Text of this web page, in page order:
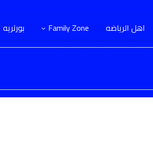
اهل الرياضه Family Zone بورتريه